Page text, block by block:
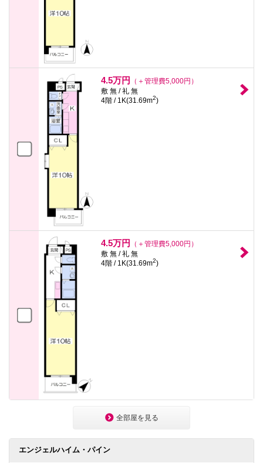
4.5万円
（＋管理費5,000円）
敷 無 / 礼 無
4階 / 1K(31.69m2)
4.5万円
（＋管理費5,000円）
敷 無 / 礼 無
4階 / 1K(31.69m2)
全部屋を見る
エンジェルハイム・パイン